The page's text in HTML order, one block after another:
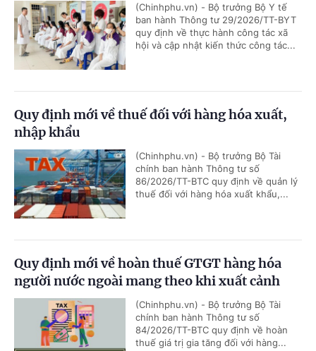
(Chinhphu.vn) - Bộ trưởng Bộ Y tế
ban hành Thông tư 29/2026/TT-BYT
quy định về thực hành công tác xã
hội và cập nhật kiến thức công tác...
Quy định mới về thuế đối với hàng hóa xuất,
nhập khẩu
(Chinhphu.vn) - Bộ trưởng Bộ Tài
chính ban hành Thông tư số
86/2026/TT-BTC quy định về quản lý
thuế đối với hàng hóa xuất khẩu,...
Quy định mới về hoàn thuế GTGT hàng hóa
người nước ngoài mang theo khi xuất cảnh
(Chinhphu.vn) - Bộ trưởng Bộ Tài
chính ban hành Thông tư số
84/2026/TT-BTC quy định về hoàn
thuế giá trị gia tăng đối với hàng...